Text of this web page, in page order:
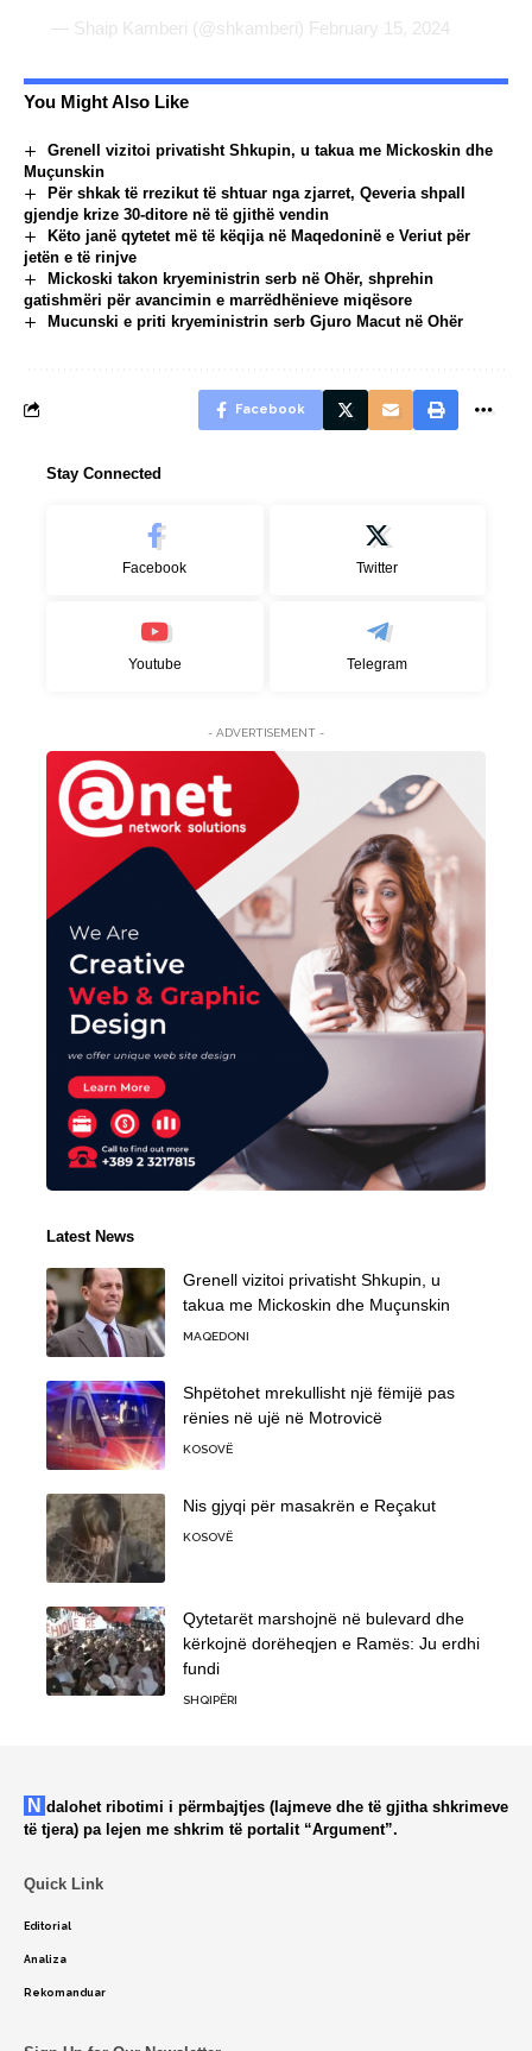
— Shaip Kamberi (@shkamberi) February 15, 2024
You Might Also Like
Grenell vizitoi privatisht Shkupin, u takua me Mickoskin dhe
Muçunskin
Për shkak të rrezikut të shtuar nga zjarret, Qeveria shpall
gjendje krize 30-ditore në të gjithë vendin
Këto janë qytetet më të këqija në Maqedoninë e Veriut për
jetën e të rinjve
Mickoski takon kryeministrin serb në Ohër, shprehin
gatishmëri për avancimin e marrëdhënieve miqësore
Mucunski e priti kryeministrin serb Gjuro Macut në Ohër
Facebook
Stay Connected
Facebook Twitter
Youtube Telegram
- ADVERTISEMENT -
Latest News
Grenell vizitoi privatisht Shkupin, u
takua me Mickoskin dhe Muçunskin
MAQEDONI
Shpëtohet mrekullisht një fëmijë pas
rënies në ujë në Motrovicë
KOSOVË
Nis gjyqi për masakrën e Reçakut
KOSOVË
Qytetarët marshojnë në bulevard dhe
kërkojnë dorëheqjen e Ramës: Ju erdhi
fundi
SHQIPËRI
Ndalohet ribotimi i përmbajtjes (lajmeve dhe të gjitha shkrimeve
të tjera) pa lejen me shkrim të portalit “Argument”.
Quick Link
Editorial
Analiza
Rekomanduar